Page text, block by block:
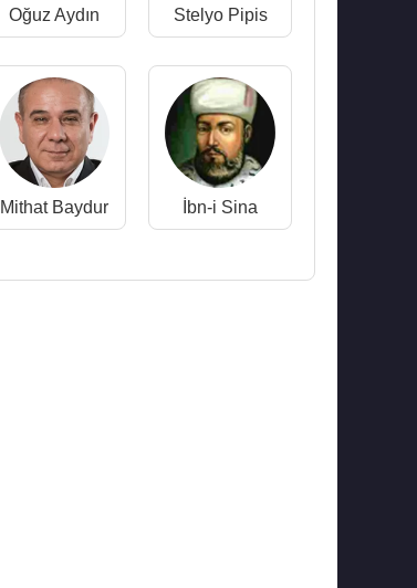
Oğuz Aydın Stelyo Pipis
Mithat Baydur İbn-i Sina